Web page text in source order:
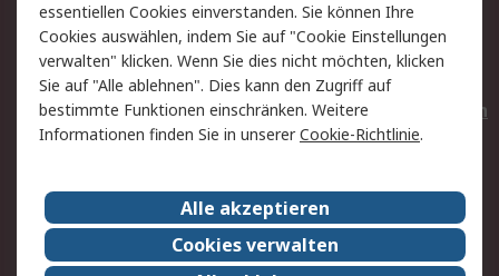
AGB
Datenschutz
Cookie-Richtlinie
Zahlungsbedingungen
Copyright/Impressum
Entsorgung
Elektrogeräte/Batterien
RS weltweit
Karriere bei RS
Nachhaltigkeit
Qualität/Umwelt/ZertifikatePresse-Center
essentiellen Cookies einverstanden. Sie können Ihre
Cookies auswählen, indem Sie auf "Cookie Einstellungen
verwalten" klicken. Wenn Sie dies nicht möchten, klicken
Sie auf "Alle ablehnen". Dies kann den Zugriff auf
bestimmte Funktionen einschränken. Weitere
Informationen finden Sie in unsererCookie-Richtlinie.
Alle akzeptieren
Cookies verwalten